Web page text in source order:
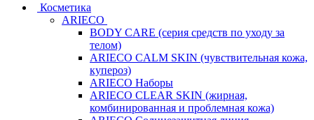
Косметика
ARIECO
BODY CARE (серия средств по уходу за
телом)
ARIECO CALM SKIN (чувствительная кожа,
купероз)
ARIECO Наборы
ARIECO CLEAR SKIN (жирная,
комбинированная и проблемная кожа)